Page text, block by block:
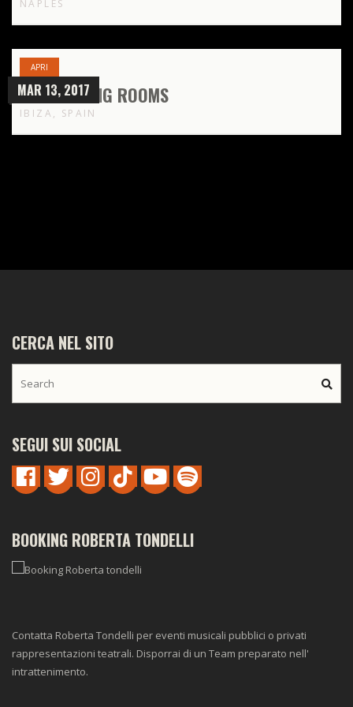
NAPLES
APRI
MAR 13, 2017
THE READING ROOMS
IBIZA, SPAIN
CERCA NEL SITO
SEGUI SUI SOCIAL
BOOKING ROBERTA TONDELLI
Contatta Roberta Tondelli per eventi musicali pubblici o privati
rappresentazioni teatrali. Disporrai di un Team preparato nell'
intrattenimento.